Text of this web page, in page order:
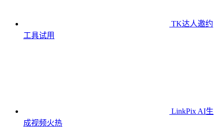
TK达人邀约
工具试用
LinkPix AI生
成视频火热